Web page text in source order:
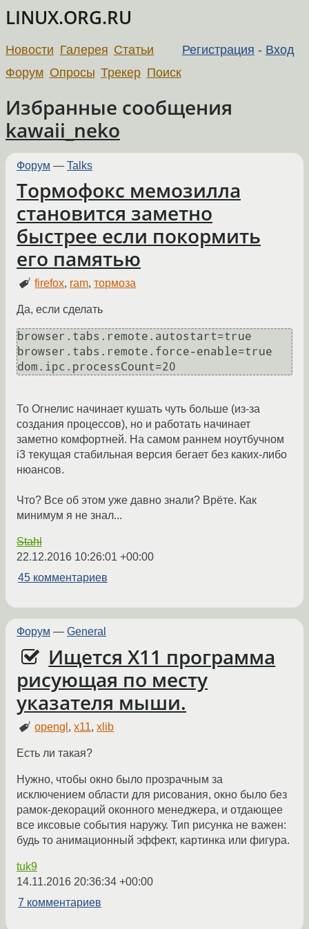
LINUX.ORG.RU
Регистрация - Вход
Новости Галерея Статьи
Форум Опросы Трекер Поиск
Избранные сообщения
kawaii_neko
Форум — Talks
Тормофокс мемозилла
становится заметно
быстрее если покормить
его памятью
firefox, ram,тормоза
Да, если сделать
browser.tabs.remote.autostart=true
browser.tabs.remote.force-enable=true
То Огнелис начинает кушать чуть больше (из-за
создания процессов), но и работать начинает
заметно комфортней. На самом раннем ноутбучном
i3 текущая стабильная версия бегает без каких-либо
нюансов.
Что? Все об этом уже давно знали? Врёте. Как
минимум я не знал...
Stahl
22.12.2016 10:26:01 +00:00
45 комментариев
Форум — General
Ищется X11 программа
рисующая по месту
указателя мыши.
opengl ,x11,xlib
Есть ли такая?
Нужно, чтобы окно было прозрачным за
исключением области для рисования, окно было без
рамок-декораций оконного менеджера, и отдающее
все иксовые события наружу. Тип рисунка не важен:
будь то анимационный эффект, картинка или фигура.
tuk9
14.11.2016 20:36:34 +00:00
7 комментариев